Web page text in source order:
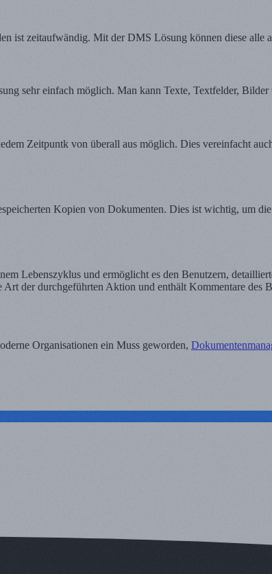
ist zeitaufwändig. Mit der DMS Lösung können diese alle
sehr einfach möglich. Man kann Texte, Textfelder,
Zeitpuntk von überall aus möglich. Dies vereinfacht
Kopien von Dokumenten. Dies ist wichtig, um
Lebenszyklus und ermöglicht es den Benutzern,
der durchgeführten Aktion und enthält Kommentare des
Organisationen ein Muss geworden,